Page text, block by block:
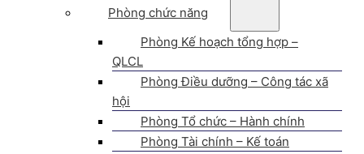
Phòng chức năng
Phòng Kế hoạch tổng hợp –
QLCL
Phòng Điều dưỡng – Công tác xã
hội
Phòng Tổ chức – Hành chính
Phòng Tài chính – Kế toán